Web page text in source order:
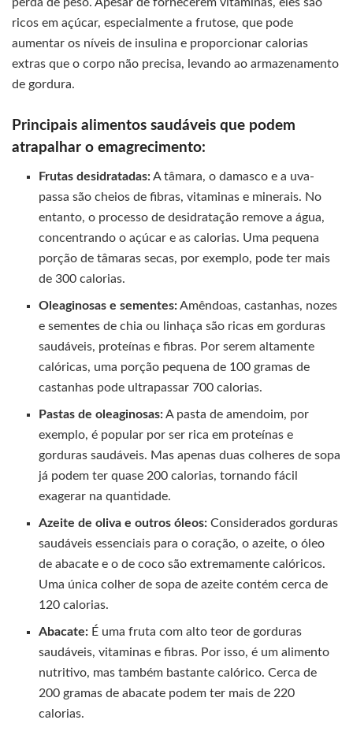
ricos em açúcar, especialmente a frutose, que pode
aumentar os níveis de insulina e proporcionar calorias
extras que o corpo não precisa, levando ao armazenamento
de gordura.
Principais alimentos saudáveis que podem
atrapalhar o emagrecimento:
Frutas desidratadas:A tâmara, o damasco e a uva-
passa são cheios de fibras, vitaminas e minerais. No
entanto, o processo de desidratação remove a água,
concentrando o açúcar e as calorias. Uma pequena
porção de tâmaras secas, por exemplo, pode ter mais
de 300 calorias.
Oleaginosas e sementes:Amêndoas, castanhas, nozes
e sementes de chia ou linhaça são ricas em gorduras
saudáveis, proteínas e fibras. Por serem altamente
calóricas, uma porção pequena de 100 gramas de
castanhas pode ultrapassar 700 calorias.
Pastas de oleaginosas:A pasta de amendoim, por
exemplo, é popular por ser rica em proteínas e
gorduras saudáveis. Mas apenas duas colheres de sopa
já podem ter quase 200 calorias, tornando fácil
exagerar na quantidade.
Azeite de oliva e outros óleos: Considerados gorduras
saudáveis essenciais para o coração, o azeite, o óleo
de abacate e o de coco são extremamente calóricos.
Uma única colher de sopa de azeite contém cerca de
120 calorias.
Abacate: É uma fruta com alto teor de gorduras
saudáveis, vitaminas e fibras. Por isso, é um alimento
nutritivo, mas também bastante calórico. Cerca de
200 gramas de abacate podem ter mais de 220
calorias.